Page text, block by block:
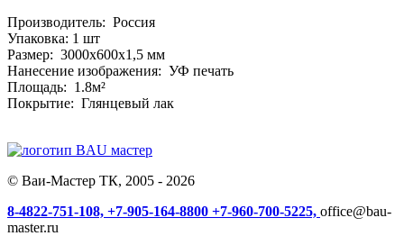
Производитель: Россия
Упаковка: 1 шт
Размер: 3000x600x1,5 мм
Нанесение изображения: УФ печать
Площадь: 1.8м²
Покрытие: Глянцевый лак
© Ваи-Мастер ТК, 2005 - 2026
8-4822-751-108, +7-905-164-8800 +7-960-700-5225, office@bau-
master.ru